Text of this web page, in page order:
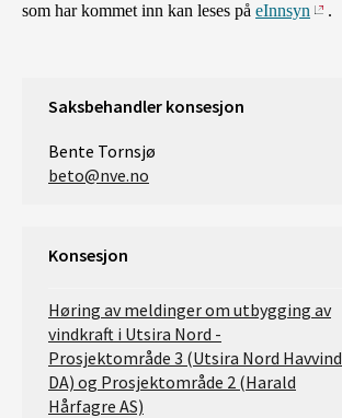
som har kommet inn kan leses på eInnsyn .
Saksbehandler konsesjon
Bente Tornsjø
beto@nve.no
Konsesjon
Høring av meldinger om utbygging av
vindkraft i Utsira Nord -
Prosjektområde 3 (Utsira Nord Havvind
DA) og Prosjektområde 2 (Harald
Hårfagre AS)